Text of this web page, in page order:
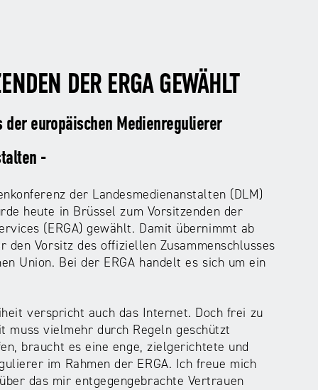
DER ERGA GEWÄHLT
der europäischen Medienregulierer
-
der Landesmedienanstalten (DLM)
heute in Brüssel zum Vorsitzenden der
(ERGA) gewählt. Damit übernimmt ab
Vorsitz des offiziellen Zusammenschlusses
Union. Bei der ERGA handelt es sich um ein
verspricht auch das Internet. Doch frei zu
muss vielmehr durch Regeln geschützt
braucht es eine enge, zielgerichtete und
im Rahmen der ERGA. Ich freue mich
das mir entgegengebrachte Vertrauen